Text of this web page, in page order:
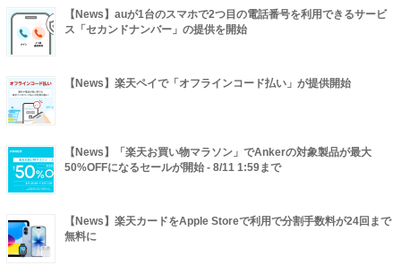
【News】auが1台のスマホで2つ目の電話番号を利用できるサービ
ス「セカンドナンバー」の提供を開始
【News】楽天ペイで「オフラインコード払い」が提供開始
【News】「楽天お買い物マラソン」でAnkerの対象製品が最大
50%OFFになるセールが開始 - 8/11 1:59まで
【News】楽天カードをApple Storeで利用で分割手数料が24回まで
無料に